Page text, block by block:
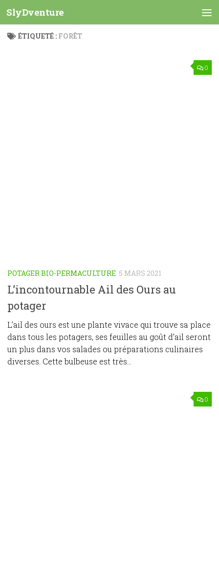
Skip to content
SlyDventure
ÉTIQUETÉ : FORÊT
0
POTAGER BIO-PERMACULTURE 5 MARS 2021
L’incontournable Ail des Ours au
potager
L’ail des ours est une plante vivace qui trouve sa place
dans tous les potagers, ses feuilles au goût d’ail seront
un plus dans vos salades ou préparations culinaires
diverses. Cette bulbeuse est très...
0